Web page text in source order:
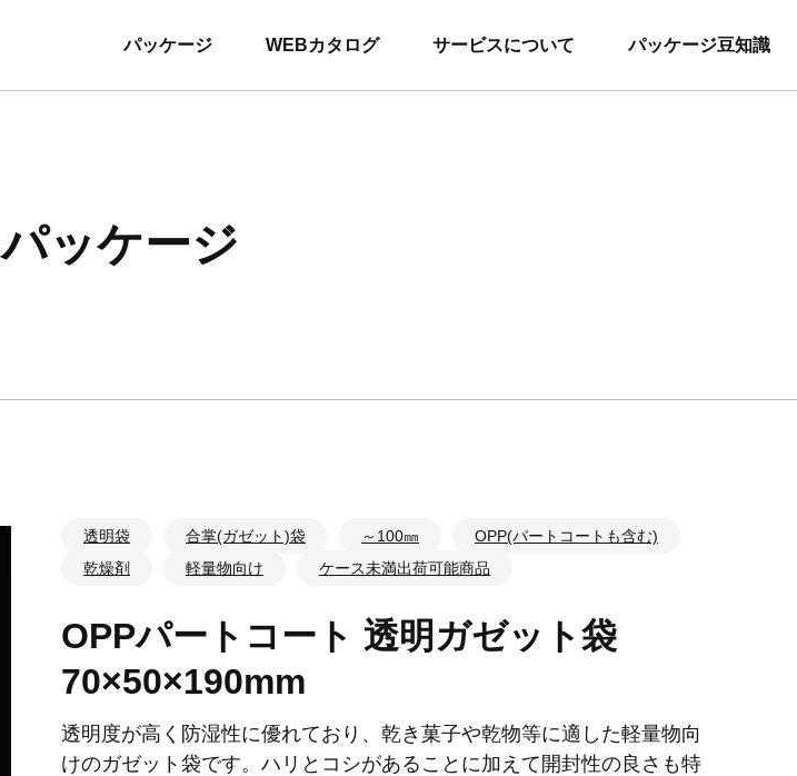
パッケージ WEBカタログ サービスについて パッケージ豆知識
ッケージ
透明袋 合掌(ガゼット)袋 ～100㎜
OPP(パートコートも含む)
乾燥剤
軽量物向け ケース未満出荷可能商品
OPPパートコート 透明ガゼット袋
70×50×190mm
透明度が高く防湿性に優れており、乾き菓子や乾物等に適した軽量物向
けのガゼット袋です。ハリとコシがあることに加えて開封性の良さも特